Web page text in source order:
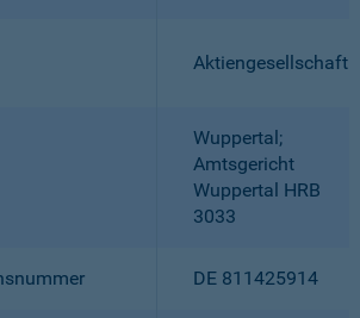
Aktiengesellschaft
Wuppertal;
Amtsgericht
Wuppertal HRB
3033
DE 811425914